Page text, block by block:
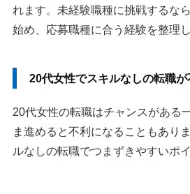
れます。未経験職種に挑戦するな
始め、応募職種に合う経験を整理
20代女性でスキルなしの転職
20代女性の転職はチャンスがある
ま進めると不利になることもあり
ルなしの転職でつまずきやすいポ